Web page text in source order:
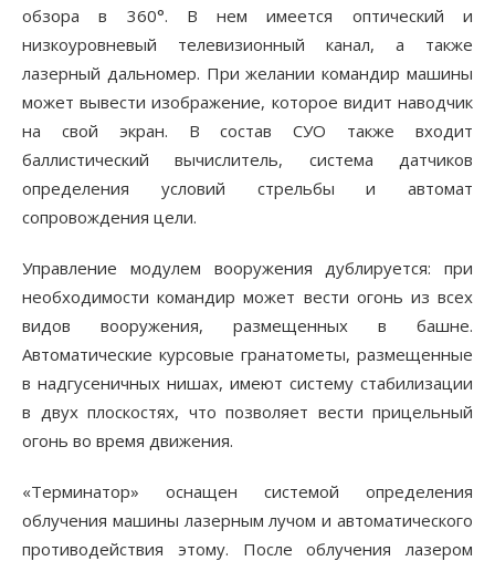
обзора в 360°. В нем имеется оптический и
низкоуровневый телевизионный канал, а также
лазерный дальномер. При желании командир машины
может вывести изображение, которое видит наводчик
на свой экран. В состав СУО также входит
баллистический вычислитель, система датчиков
определения условий стрельбы и автомат
сопровождения цели.
Управление модулем вооружения дублируется: при
необходимости командир может вести огонь из всех
видов вооружения, размещенных в башне.
Автоматические курсовые гранатометы, размещенные
в надгусеничных нишах, имеют систему стабилизации
в двух плоскостях, что позволяет вести прицельный
огонь во время движения.
«Терминатор» оснащен системой определения
облучения машины лазерным лучом и автоматического
противодействия этому. После облучения лазером